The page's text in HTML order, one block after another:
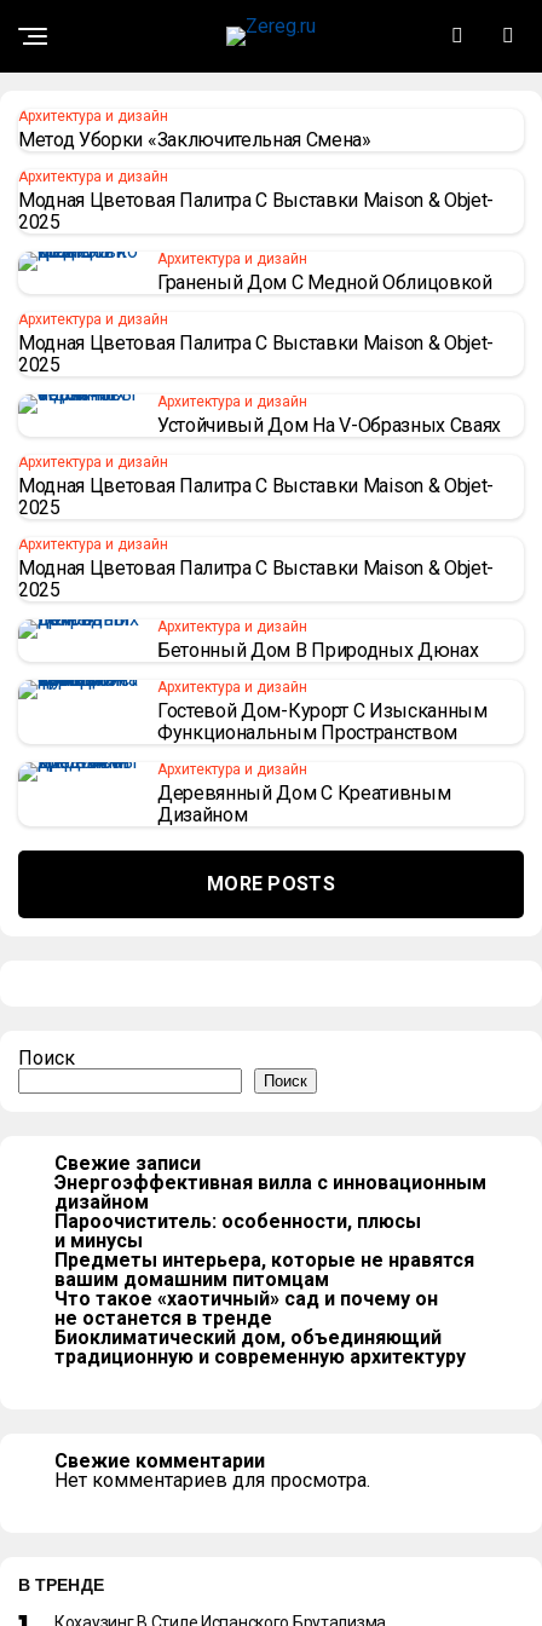
Архитектура и дизайн
Метод Уборки «заключительная Смена»
Архитектура и дизайн
Модная Цветовая Палитра С Выставки Maison & Objet-
2025
Архитектура и дизайн
Граненый Дом С Медной Облицовкой
Архитектура и дизайн
Модная Цветовая Палитра С Выставки Maison & Objet-
2025
Архитектура и дизайн
Устойчивый Дом На V-Образных Сваях
Архитектура и дизайн
Модная Цветовая Палитра С Выставки Maison & Objet-
2025
Архитектура и дизайн
Модная Цветовая Палитра С Выставки Maison & Objet-
2025
Архитектура и дизайн
Бетонный Дом В Природных Дюнах
Архитектура и дизайн
Гостевой Дом-Курорт С Изысканным
Функциональным Пространством
Архитектура и дизайн
Деревянный Дом С Креативным
Дизайном
MORE POSTS
Поиск
Поиск
Свежие записи
Энергоэффективная вилла с инновационным
дизайном
Пароочиститель: особенности, плюсы
и минусы
Предметы интерьера, которые не нравятся
вашим домашним питомцам
Что такое «хаотичный» сад и почему он
не останется в тренде
Биоклиматический дом, объединяющий
традиционную и современную архитектуру
Свежие комментарии
Нет комментариев для просмотра.
В ТРЕНДЕ